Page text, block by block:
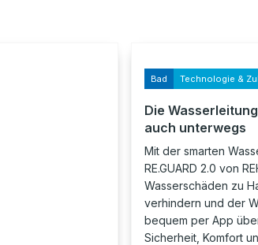
Bad Technologie &
Die
auch unterwegs
Mit der smarten
RE.GUARD 2.0 von
Wasserschäden zu
verhindern und der
bequem per App
Sicherheit, Komfort